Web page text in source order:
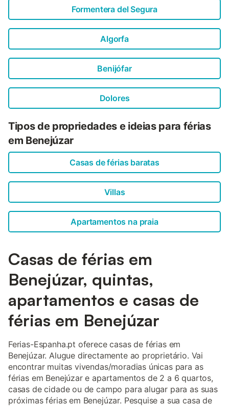
Formentera del Segura
Algorfa
Benijófar
Dolores
Tipos de propriedades e ideias para férias
em Benejúzar
Casas de férias baratas
Villas
Apartamentos na praia
Casas de férias em
Benejúzar, quintas,
apartamentos e casas de
férias em Benejúzar
Ferias-Espanha.pt oferece casas de férias em
Benejúzar. Alugue directamente ao proprietário. Vai
encontrar muitas vivendas/moradias únicas para as
férias em Benejúzar e apartamentos de 2 a 6 quartos,
casas de cidade ou de campo para alugar para as suas
próximas férias em Benejúzar. Pesquise a sua casa de